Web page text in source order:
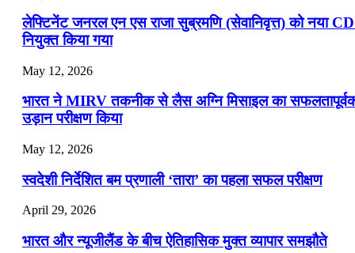
लेफ्टिनेंट जनरल एन एस राजा सुब्रमणि (सेवानिवृत्त) को नया
नियुक्त किया गया
May 12, 2026
भारत ने MIRV तकनीक से लैस अग्नि मिसाइल का
उड़ान परीक्षण किया
May 12, 2026
स्वदेशी निर्देशित बम प्रणाली ‘तारा’ का पहला सफल परीक्षण
April 29, 2026
भारत और न्यूजीलैंड के बीच ऐतिहासिक मुक्त व्यापार समझौते